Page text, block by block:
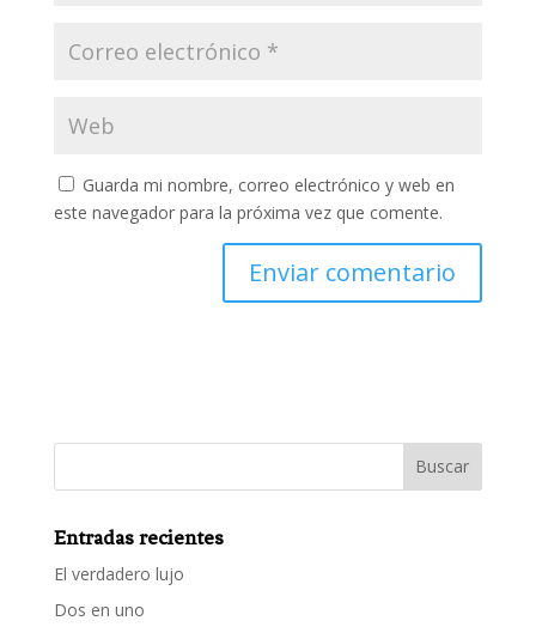
Guarda mi nombre, correo electrónico y web en
este navegador para la próxima vez que comente.
Entradas recientes
El verdadero lujo
Dos en uno